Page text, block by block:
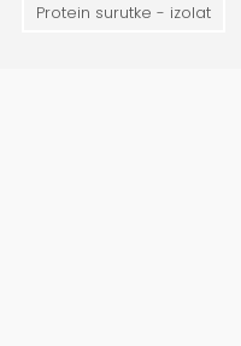
Protein surutke - izolat